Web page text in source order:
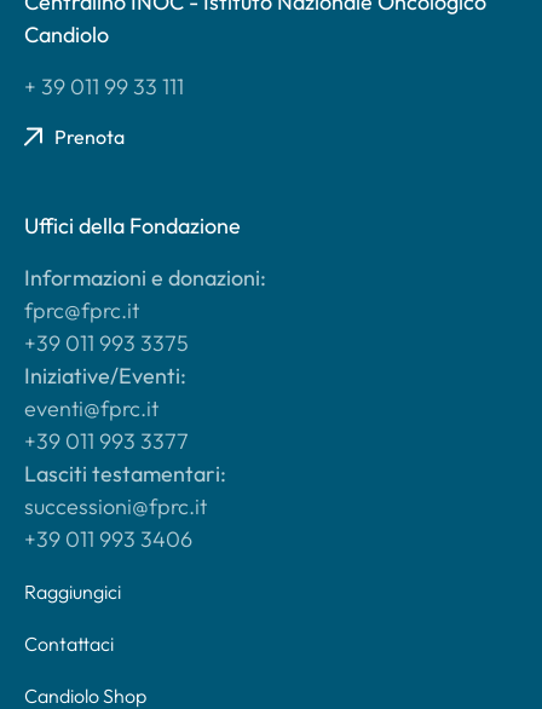
Candiolo
+ 39 011 99 33 111
Prenota
Uffici della Fondazione
Informazioni e donazioni:
fprc@fprc.it
+39 011 993 3375
Iniziative/Eventi:
eventi@fprc.it
+39 011 993 3377
Lasciti testamentari:
successioni@fprc.it
+39 011 993 3406
Raggiungici
Contattaci
Candiolo Shop